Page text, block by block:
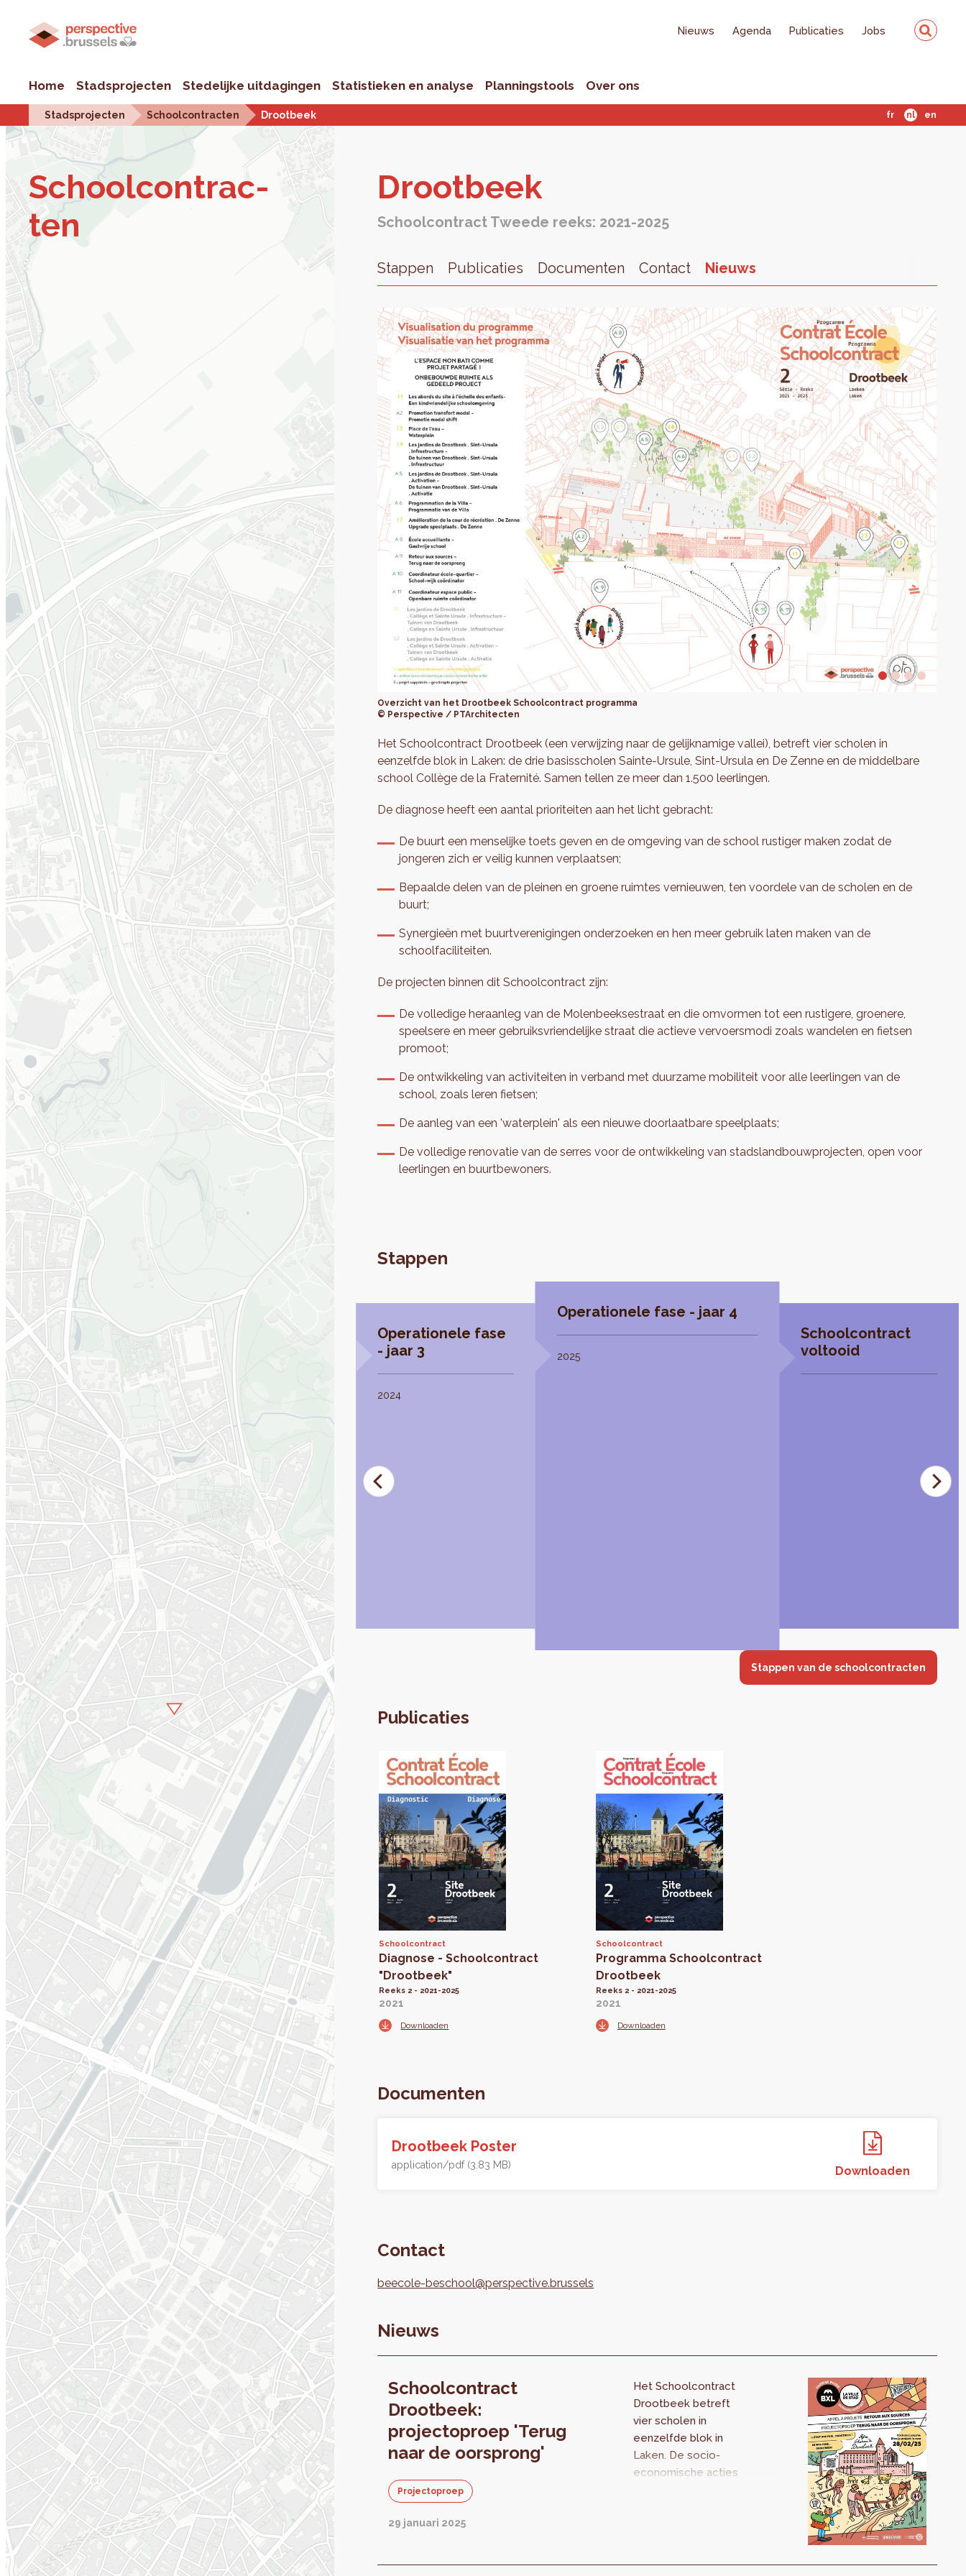
Nieuws Agenda Publicaties Jobs
Home Stadsprojecten Stedelijke uitdagingen Statistieken en analyse Planningstools Over ons
Stadsprojecten Schoolcontracten Drootbeek fr nl en
School­con­trac­
ten
Droot­beek
Schoolcontract Tweede reeks: 2021-2025
Stappen Publicaties Documenten Contact Nieuws
Overzicht van het Drootbeek Schoolcontract programma
© Perspective / PTArchitecten
Het Schoolcontract Drootbeek (een verwijzing naar de gelijknamige vallei), betreft vier scholen in
eenzelfde blok in Laken: de drie basisscholen Sainte-Ursule, Sint-Ursula en De Zenne en de middelbare
school Collège de la Fraternité. Samen tellen ze meer dan 1.500 leerlingen.
De diagnose heeft een aantal prioriteiten aan het licht gebracht:
De buurt een menselijke toets geven en de omgeving van de school rustiger maken zodat de
jongeren zich er veilig kunnen verplaatsen;
Bepaalde delen van de pleinen en groene ruimtes vernieuwen, ten voordele van de scholen en de
buurt;
Synergieën met buurtverenigingen onderzoeken en hen meer gebruik laten maken van de
schoolfaciliteiten.
De projecten binnen dit Schoolcontract zijn:
De volledige heraanleg van de Molenbeeksestraat en die omvormen tot een rustigere, groenere,
speelsere en meer gebruiksvriendelijke straat die actieve vervoersmodi zoals wandelen en fietsen
promoot;
De ontwikkeling van activiteiten in verband met duurzame mobiliteit voor alle leerlingen van de
school, zoals leren fietsen;
De aanleg van een 'waterplein' als een nieuwe doorlaatbare speelplaats;
De volledige renovatie van de serres voor de ontwikkeling van stadslandbouwprojecten, open voor
leerlingen en buurtbewoners.
Stappen
Operationele fase
- jaar 1
2022
Operationele fase
- jaar 2
2023 - Doorlopend
Operationele fase
- jaar 3
2024
Operationele fase - jaar 4
2025
Schoolcontract
voltooid
Stappen van de schoolcontracten
Publicaties
Schoolcontract
Diagnose - Schoolcontract
"Drootbeek"
Reeks 2 - 2021-2025
2021
Downloaden
Schoolcontract
Programma Schoolcontract
Drootbeek
Reeks 2 - 2021-2025
2021
Downloaden
Documenten
Drootbeek Poster
application/pdf (3.83 MB) Downloaden
Contact
beecole-beschool@perspective.brussels
Nieuws
Schoolcontract
Drootbeek:
projectoproep 'Terug
naar de oorsprong'
Projectoproep
29 januari 2025
Het Schoolcontract
Drootbeek betreft
vier scholen in
eenzelfde blok in
Laken. De socio-
economische acties